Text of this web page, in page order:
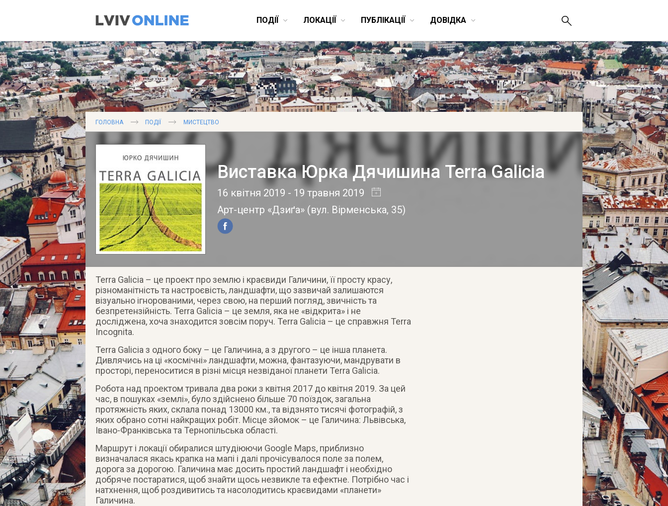
ПОДІЇ ЛОКАЦІЇ ПУБЛІКАЦІЇ ДОВІДКА
ГОЛОВНА ПОДІЇ МИСТЕЦТВО
Виставка Юрка Дячишина Terra Galicia
16 квітня 2019 - 19 травня 2019
Арт-центр «Дзиґа» (вул. Вірменська, 35)
Terra Galicia – це проект про землю і краєвиди Галичини, її просту красу,
різноманітність та настроєвість, ландшафти, що зазвичай залишаются
візуально ігнорованими, через свою, на перший погляд, звичність та
безпретензійність. Terra Galicia – це земля, яка не «відкрита» і не
досліджена, хоча знаходится зовсім поруч. Terra Galicia – це справжня Terra
Incognita.
Terra Galicia з одного боку – це Галичина, а з другого – це інша планета.
Дивлячись на ці «космічні» ландшафти, можна, фантазуючи, мандрувати в
просторі, переноситися в різні місця незвіданої планети Terra Galicia.
Робота над проектом тривала два роки з квітня 2017 до квітня 2019. За цей
час, в пошуках «землі», було здійснено більше 70 поїздок, загальна
протяжність яких, склала понад 13000 км., та відзнято тисячі фотографій, з
яких обрано сотні найкращих робіт. Місце зйомок – це Галичина: Львівська,
Івано-Франківська та Тернопільська області.
Маршрут і локації обиралися штудіюючи Google Maps, приблизно
визначалася якась крапка на мапі і далі прочісувалося поле за полем,
дорога за дорогою. Галичина має досить простий ландшафт і необхідно
добряче постаратися, щоб знайти щось незвикле та ефектне. Потрібно час і
натхнення, щоб роздивитись та насолодитись краєвидами «планети»
Галичина.